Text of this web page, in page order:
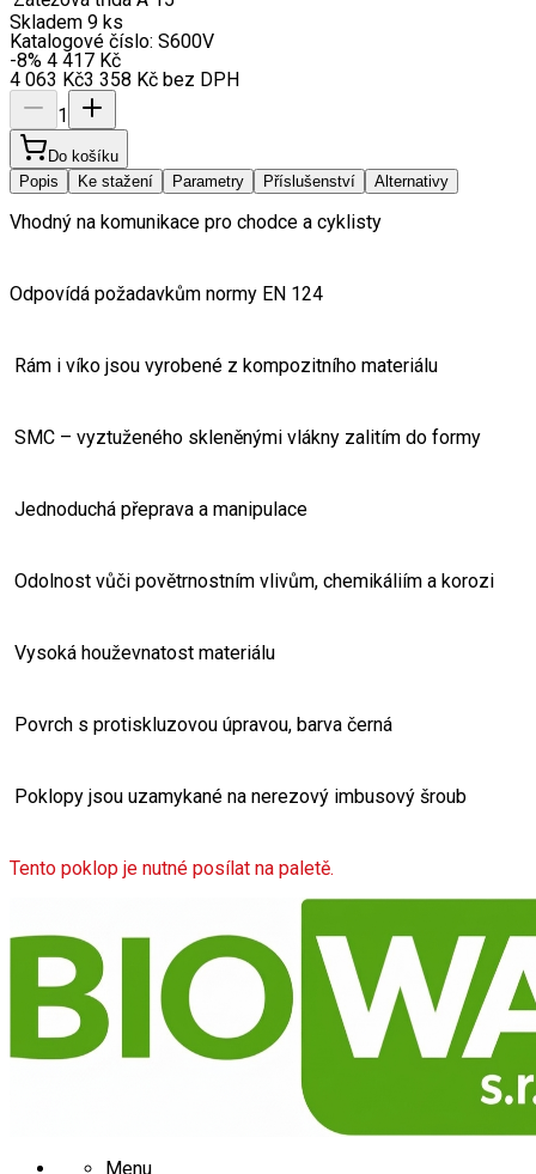
Skladem 9 ks
Katalogové číslo: S600V
-8% 4 417 Kč
4 063 Kč3 358 Kč bez DPH
1
Do košíku
Popis
Ke stažení Parametry Příslušenství Alternativy
Vhodný na komunikace pro chodce a cyklisty
Odpovídá požadavkům normy EN 124
Rám i víko jsou vyrobené z kompozitního materiálu
SMC – vyztuženého skleněnými vlákny zalitím do formy
Jednoduchá přeprava a manipulace
Odolnost vůči povětrnostním vlivům, chemikáliím a korozi
Vysoká houževnatost materiálu
Povrch s protiskluzovou úpravou, barva černá
Poklopy jsou uzamykané na nerezový imbusový šroub
Tento poklop je nutné posílat na paletě.
Menu